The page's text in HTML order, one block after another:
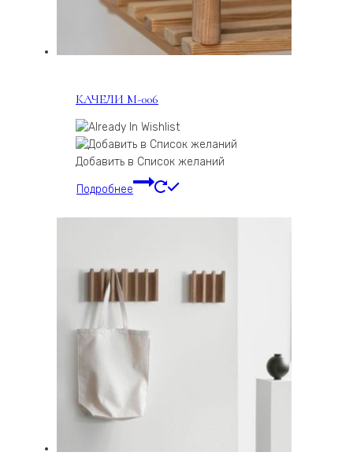
КАЧЕЛИ М-006
Добавить в Список желаний
Подробнее